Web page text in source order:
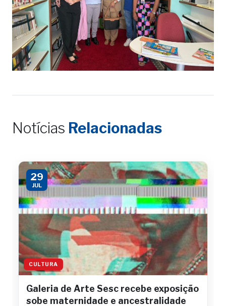
Notícias Relacionadas
29
JUL
CULTURA
Galeria de Arte Sesc recebe exposição
sobe maternidade e ancestralidade